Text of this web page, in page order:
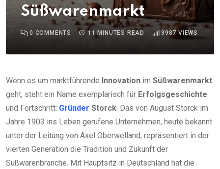
Süßwarenmarkt
0 COMMENTS 11 MINUTES READ 3987 VIEWS
Wenn es um marktführende Innovation im Süßwarenmarkt
geht, steht ein Name exemplarisch für Erfolgsgeschichte
und Fortschritt: Gründer Storck. Das von August Storck im
Jahre 1903 ins Leben gerufene Unternehmen, heute bekannt
unter der Leitung von Axel Oberwelland, repräsentiert in der
vierten Generation die Tradition und Zukunft der
Süßwarenbranche. Mit Hauptsitz in Deutschland hat die